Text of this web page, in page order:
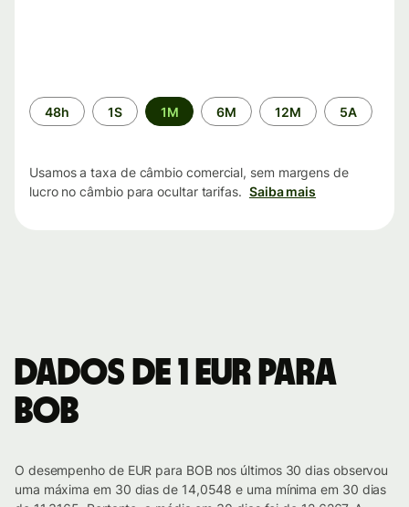
Período
de
48h 1S 1M 6M 12M 5A
Usamos a taxa de câmbio comercial, sem margens de
lucro no câmbio para ocultar tarifas. Saiba mais
Dados de 1 EUR para
BOB
O desempenho de EUR para BOB nos últimos 30 dias observou
uma máxima em 30 dias de 14,0548 e uma mínima em 30 dias